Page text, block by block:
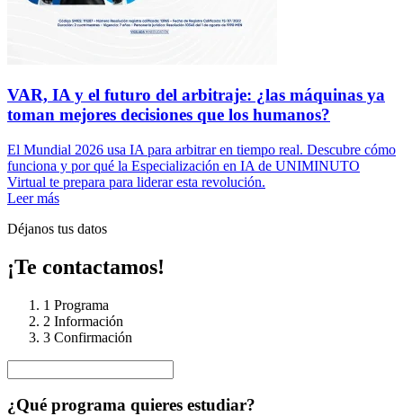
VAR, IA y el futuro del arbitraje: ¿las máquinas ya
toman mejores decisiones que los humanos?
El Mundial 2026 usa IA para arbitrar en tiempo real. Descubre cómo
funciona y por qué la Especialización en IA de UNIMINUTO
Virtual te prepara para liderar esta revolución.
Leer más
Déjanos tus datos
¡Te contactamos!
1 Programa
2 Información
3 Confirmación
¿Qué programa quieres estudiar?